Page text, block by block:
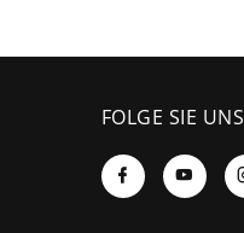
FOLGE SIE UNS